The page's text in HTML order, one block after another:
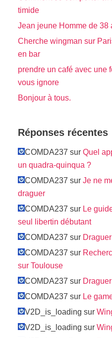
timide
Jean jeune Homme de 38
Cherche wingman sur
en bar
prendre un café avec une
vous ignore
Bonjour à tous.
Réponses récentes
COMDA237 sur Quel
un quadra-quinqua ?
COMDA237 sur Je ne
draguer
COMDA237 sur Le
seul libertin débutant
COMDA237 sur
COMDA237 sur
sur Toulouse
COMDA237 sur
COMDA237 sur Le
V2D_is_loading sur
V2D_is_loading sur